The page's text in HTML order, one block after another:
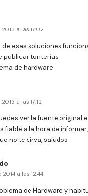
a las 17:02
de esas soluciones
publicar tonterías.
de hardware.
a las 17:12
ver la fuente original
fiable a la hora de
no te sirva, saludos
2014 a las 12:44
de Hardware y